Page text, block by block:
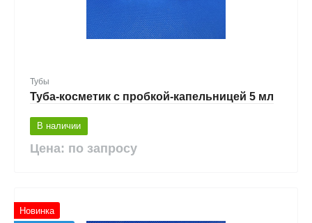
Тубы
Туба-косметик с пробкой-капельницей 5 мл
В наличии
Цена: по запросу
Новинка